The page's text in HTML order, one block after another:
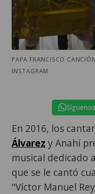
PAPA FRANCISCO
INSTAGRAM
Síguenos
En 2016, los
Álvarez y Anahí
musical dedicado
que se le cantó
"Víctor Manuel